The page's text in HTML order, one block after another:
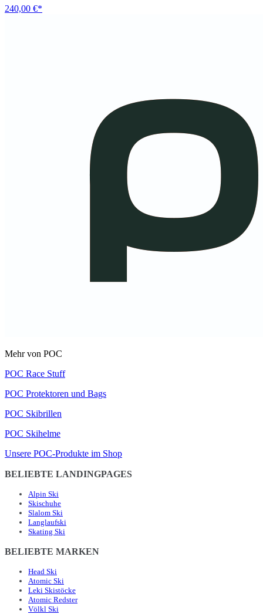
240,00 €*
Mehr von POC
POC Race Stuff
POC Protektoren und Bags
POC Skibrillen
POC Skihelme
Unsere POC-Produkte im Shop
BELIEBTE LANDINGPAGES
Alpin Ski
Skischuhe
Slalom Ski
Langlaufski
Skating Ski
BELIEBTE MARKEN
Head Ski
Atomic Ski
Leki Skistöcke
Atomic Redster
Völkl Ski